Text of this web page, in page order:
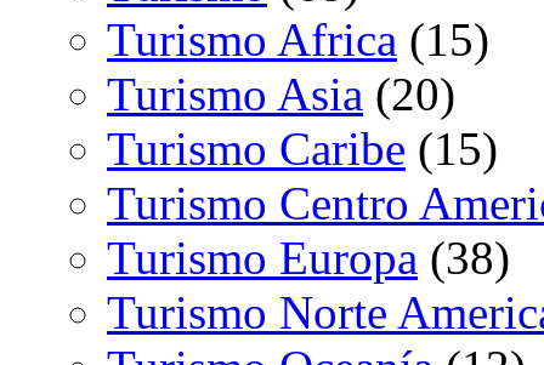
Turismo Africa (15)
Turismo Asia (20)
Turismo Caribe (15)
Turismo Centro
Turismo Europa (38)
Turismo Norte